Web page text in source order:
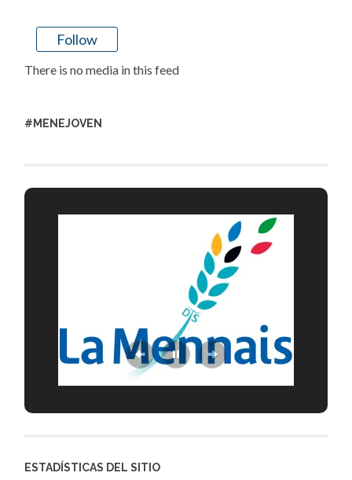
Follow
There is no media in this feed
#MENEJOVEN
ESTADÍSTICAS DEL SITIO